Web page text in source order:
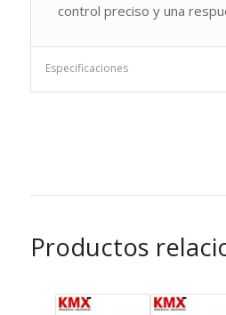
control preciso y una
Especificaciones
Productos